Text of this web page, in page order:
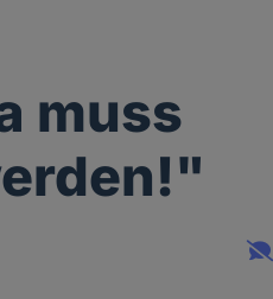
muss